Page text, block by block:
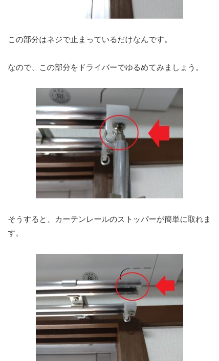
この部分はネジで止まっているだけなんです。
なので、この部分をドライバーでゆるめてみましょう。
そうすると、カーテンレールのストッパーが簡単に取れま
す。